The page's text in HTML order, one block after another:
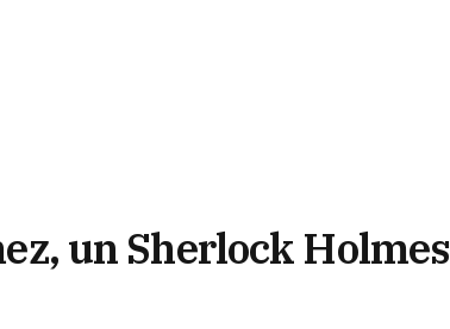
un Sherlock Holmes